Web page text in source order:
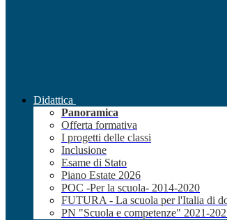
Didattica
Panoramica
Offerta formativa
I progetti delle classi
Inclusione
Esame di Stato
Piano Estate 2026
POC -Per la scuola- 2014-2020
FUTURA - La scuola per l'Italia di
PN "Scuola e competenze" 2021-